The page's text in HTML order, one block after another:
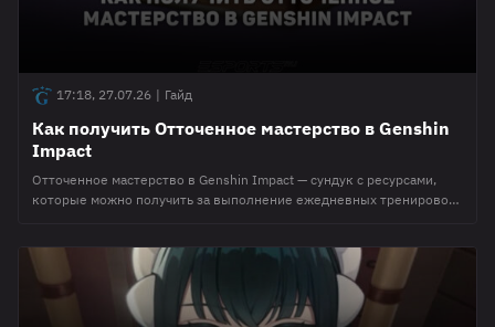
17:18, 27.07.26 | Гайд
Как получить Отточенное мастерство в Genshin
Impact
Отточенное мастерство в Genshin Impact — сундук с ресурсами,
которые можно получить за выполнение ежедневных тренировок
получения созвездия на персонажа. В нем игроки могут стабильно
получить примогемы, смолу, материалы для развития персонажей и
т.д. В этом материале редакция